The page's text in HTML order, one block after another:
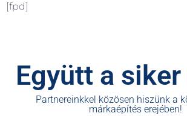
[fpd]
Együtt a
Partnereinkkel közösen hiszünk a
márkaépítés erejében!